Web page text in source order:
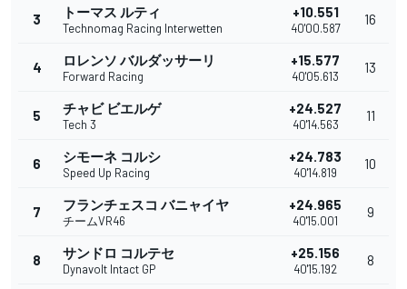
3 トーマス ルティ
Technomag Racing Interwetten
+10.551
40'00.587
16
4 ロレンソ バルダッサーリ
Forward Racing
+15.577
40'05.613
13
5 チャビ ビエルゲ
Tech 3
+24.527
40'14.563
11
6 シモーネ コルシ
Speed Up Racing
+24.783
40'14.819
10
7 フランチェスコ バニャイヤ
チームVR46
+24.965
40'15.001
9
8 サンドロ コルテセ
Dynavolt Intact GP
+25.156
40'15.192
8